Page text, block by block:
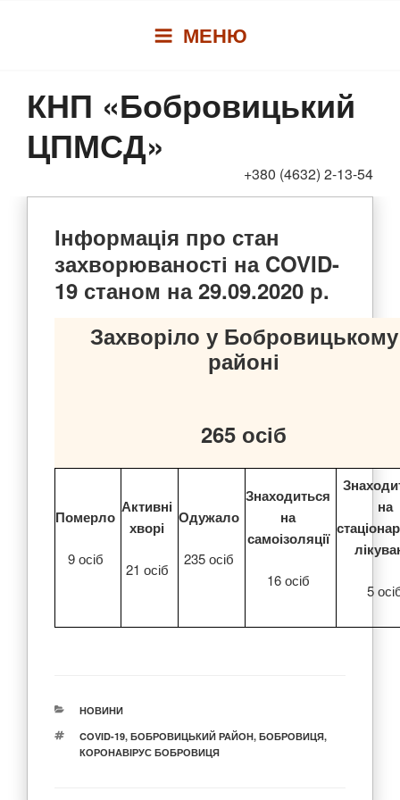
МЕНЮ
КНП «Бобровицький
ЦПМСД»
+380 (4632) 2-13-54
Інформація про стан
захворюваності на COVID-
19 станом на 29.09.2020 р.
Захворіло у Бобровицькому
районі
265 осіб
Померло
9 осіб
Активні
хворі
21 осіб
Одужало
235 осіб
Знаходиться
на
самоізоляції
16 осіб
на
5
КАТЕГОРІЇ
НОВИНИ
ПОЗНАЧКИ
COVID-19, БОБРОВИЦЬКИЙ РАЙОН, БОБРОВИЦЯ,
КОРОНАВІРУС БОБРОВИЦЯ